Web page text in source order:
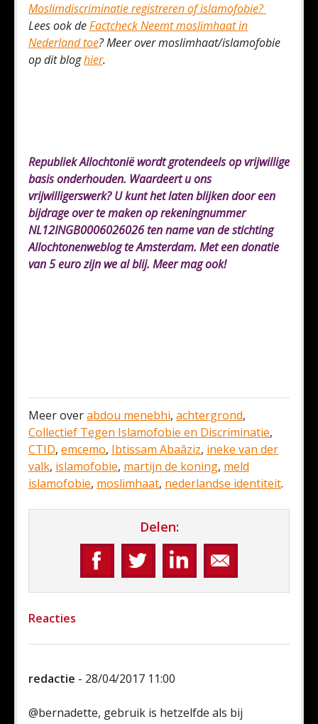
Moslimdiscriminatie registreren of islamofobie?
Lees ook deFactcheck Neemt moslimhaat in
Nederland toe? Meer over moslimhaat/islamofobie
op dit bloghier.
Republiek Allochtonië wordt grotendeels op vrijwillige
basis onderhouden. Waardeert u ons
vrijwilligerswerk? U kunt het laten blijken door een
bijdrage over te maken op rekeningnummer
NL12INGB0006026026 ten name van de stichting
Allochtonenweblog te Amsterdam. Met een donatie
van 5 euro zijn we al blij. Meer mag ook!
Meer overabdou menebhi, achtergrond,
Collectief Tegen Islamofobie en Discriminatie,
CTID, emcemo, Ibtissam Abaâziz, ineke van der
valk, islamofobie, martijn de koning, meld
islamofobie, moslimhaat, nederlandse identiteit.
Delen:
Reacties
redactie - 28/04/2017 11:00
@bernadette, gebruik is hetzelfde als bij